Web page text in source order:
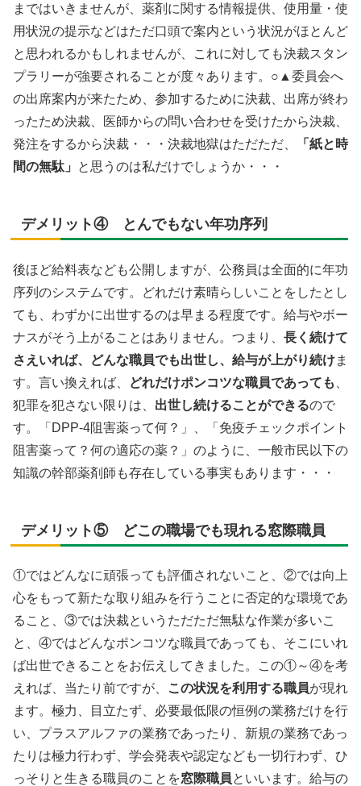
まではいきませんが、薬剤に関する情報提供、使用量・使
用状況の提示などはただ口頭で案内という状況がほとんど
と思われるかもしれませんが、これに対しても決裁スタン
プラリーが強要されることが度々あります。○▲委員会へ
の出席案内が来たため、参加するために決裁、出席が終わ
ったため決裁、医師からの問い合わせを受けたから決裁、
発注をするから決裁・・・決裁地獄はただただ、
「紙と時
間の無駄」
と思うのは私だけでしょうか・・・
デメリット④ とんでもない年功序列
後ほど給料表なども公開しますが、公務員は全面的に年功
序列のシステムです。どれだけ素晴らしいことをしたとし
ても、わずかに出世するのは早まる程度です。給与やボー
ナスがそう上がることはありません。つまり、 長く続けて
さえいれば、どんな職員でも出世し、給与が上がり続けま
す。言い換えれば、
どれだけポンコツな職員であっても
犯罪を犯さない限りは、 出世し続けることができるので
す。「DPP-4阻害薬って何？」、「免疫チェックポイント
阻害薬って？何の適応の薬？」のように、一般市民以下の
知識の幹部薬剤師も存在している事実もあります・・・
デメリット⑤ どこの職場でも現れる窓際職員
①ではどんなに頑張っても評価されないこと、②では向上
心をもって新たな取り組みを行うことに否定的な環境であ
ること、③では決裁というただただ無駄な作業が多いこ
と、④ではどんなポンコツな職員であっても、そこにいれ
ば出世できることをお伝えしてきました。この①～④を考
えれば、当たり前ですが、
この状況を利用する職員が現れ
ます。極力、目立たず、必要最低限の恒例の業務だけを行
い、プラスアルファの業務であったり、新規の業務であっ
たりは極力行わず、学会発表や認定なども一切行わず、ひ
っそりと生きる職員のことを窓際職員といいます。給与の